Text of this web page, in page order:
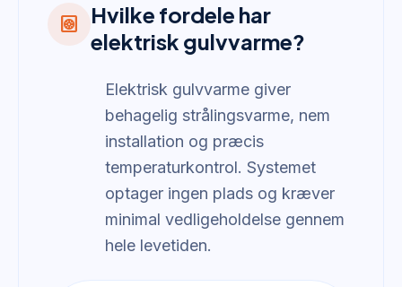
heat_pump
Hvilke fordele har
elektrisk gulvvarme?
Elektrisk gulvvarme giver
behagelig strålingsvarme, nem
installation og præcis
temperaturkontrol. Systemet
optager ingen plads og kræver
minimal vedligeholdelse gennem
hele levetiden.